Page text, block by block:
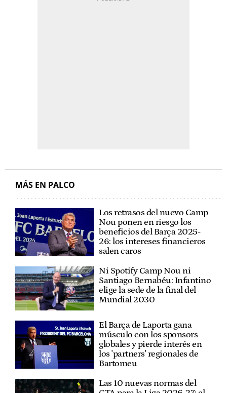
MÁS EN PALCO
Los retrasos del nuevo Camp
Nou ponen en riesgo los
beneficios del Barça 2025-
26: los intereses financieros
salen caros
Ni Spotify Camp Nou ni
Santiago Bernabéu: Infantino
elige la sede de la final del
Mundial 2030
El Barça de Laporta gana
músculo con los sponsors
globales y pierde interés en
los 'partners' regionales de
Bartomeu
Las 10 nuevas normas del